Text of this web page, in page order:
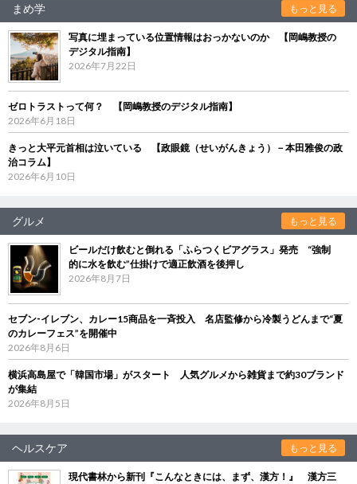
まめ学 もっと見る
写真に埋まっている位置情報はおっかないのか 【岡嶋教授の
デジタル指南】
2026年7月22日
ゼロトラストって何？ 【岡嶋教授のデジタル指南】
2026年6月18日
きっと大平元首相は泣いている 【政眼鏡（せいがんきょう）－本田雅俊の政
治コラム】
2026年6月10日
グルメ もっと見る
ビールだけ飲むと倒れる「ふらつくビアグラス」発売 “強制
的に水を飲む”仕掛けで適正飲酒を後押し
2026年8月7日
セブン‐イレブン、カレー15商品を一斉投入 名店監修から冷製うどんまで“夏
のカレーフェス”を開催中
2026年8月6日
横浜高島屋で「韓国市場」がスタート 人気グルメから雑貨まで約30ブランド
が集結
2026年8月5日
ヘルスケア もっと見る
現代書林から新刊『こんなときには、まず、漢方！』 漢方三